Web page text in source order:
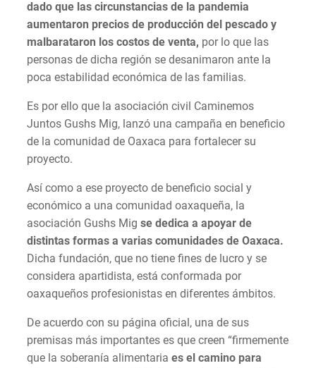
dado que las circunstancias de la pandemia
aumentaron precios de producción del pescado y
malbarataron los costos de venta, por lo que las
personas de dicha región se desanimaron ante la
poca estabilidad económica de las familias.
Es por ello que la asociación civil Caminemos
Juntos Gushs Mig, lanzó una campaña en beneficio
de la comunidad de Oaxaca para fortalecer su
proyecto.
Así como a ese proyecto de beneficio social y
económico a una comunidad oaxaqueña, la
asociación Gushs Mig se dedica a apoyar de
distintas formas a varias comunidades de Oaxaca.
Dicha fundación, que no tiene fines de lucro y se
considera apartidista, está conformada por
oaxaqueños profesionistas en diferentes ámbitos.
De acuerdo con su página oficial, una de sus
premisas más importantes es que creen “firmemente
que la soberanía alimentaria es el camino para